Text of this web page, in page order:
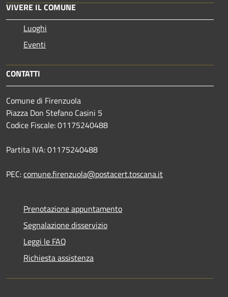
VIVERE IL COMUNE
Luoghi
Eventi
CONTATTI
Comune di Firenzuola
Piazza Don Stefano Casini 5
Codice Fiscale: 01175240488
Partita IVA: 01175240488
PEC:comune.firenzuola@postacert.toscana.it
Prenotazione appuntamento
Segnalazione disservizio
Leggi le FAQ
Richiesta assistenza